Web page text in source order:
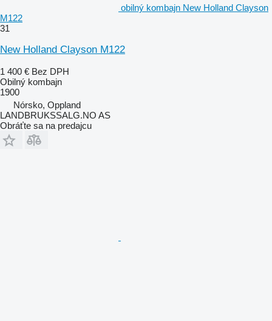
obilný kombajn New Holland Clayson
M122
31
New Holland Clayson M122
1 400 € Bez DPH
Obilný kombajn
1900
Nórsko, Oppland
LANDBRUKSSALG.NO AS
Obráťte sa na predajcu